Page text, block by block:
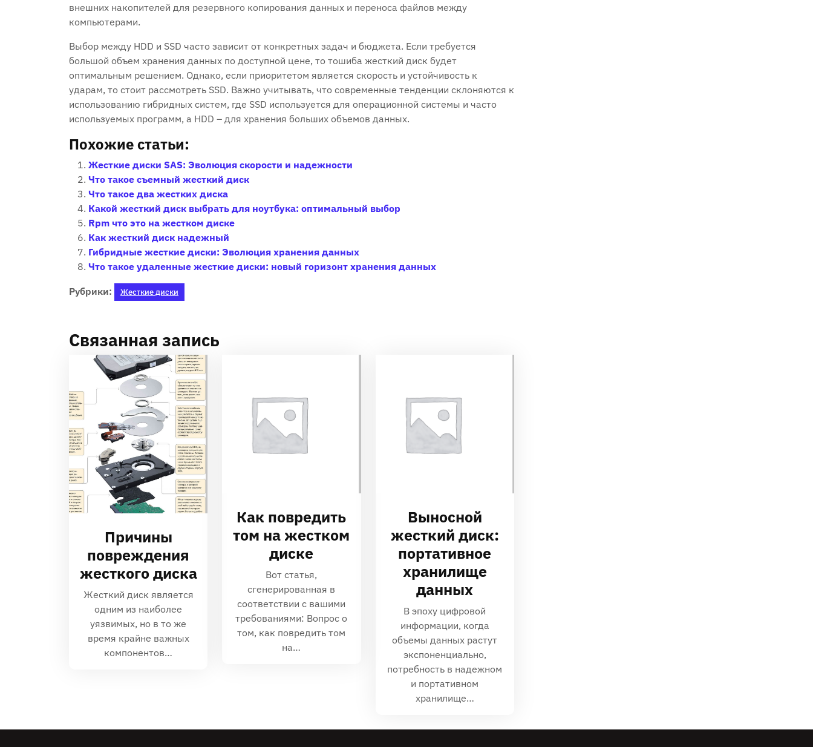
внешних накопителей для резервного копирования данных и переноса файлов между
компьютерами.
Выбор между HDD и SSD часто зависит от конкретных задач и бюджета. Если требуется
большой объем хранения данных по доступной цене, то тошиба жесткий диск будет
оптимальным решением. Однако, если приоритетом является скорость и устойчивость к
ударам, то стоит рассмотреть SSD. Важно учитывать, что современные тенденции склоняются к
использованию гибридных систем, где SSD используется для операционной системы и часто
используемых программ, а HDD – для хранения больших объемов данных.
Похожие статьи:
Жесткие диски SAS: Эволюция скорости и надежности
Что такое съемный жесткий диск
Что такое два жестких диска
Какой жесткий диск выбрать для ноутбука: оптимальный выбор
Rpm что это на жестком диске
Как жесткий диск надежный
Гибридные жесткие диски: Эволюция хранения данных
Что такое удаленные жесткие диски: новый горизонт хранения данных
Рубрики: Жесткие диски
Связанная запись
Причины
повреждения
жесткого диска
Жесткий диск является
одним из наиболее
уязвимых, но в то же
время крайне важных
компонентов…
Как повредить
том на жестком
диске
Вот статья,
сгенерированная в
соответствии с вашими
требованиями: Вопрос о
том, как повредить том
на…
Выносной
жесткий диск:
портативное
хранилище
данных
В эпоху цифровой
информации‚ когда
объемы данных растут
экспоненциально‚
потребность в надежном
и портативном
хранилище…